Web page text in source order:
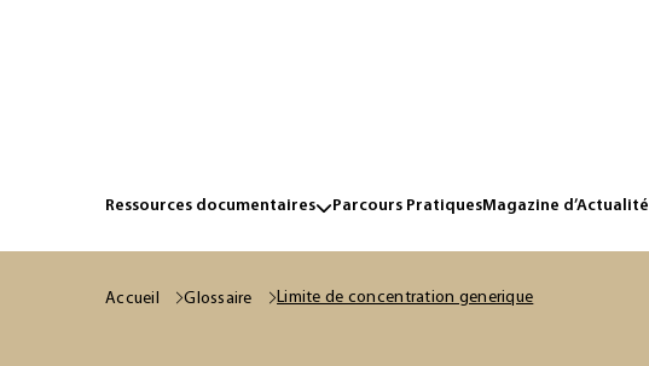
Ressources documentaires Parcours PratiquesMagazine d’Actualité
Accueil Glossaire Limite de concentration generique